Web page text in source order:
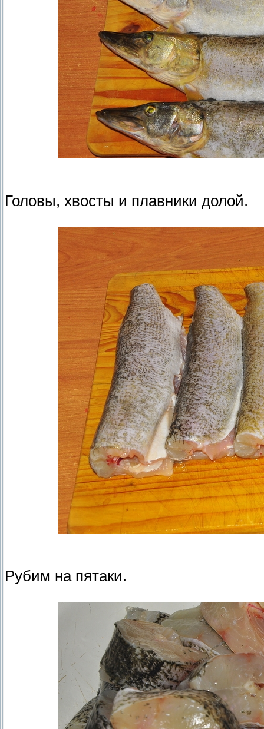
Головы, хвосты и плавники долой.
Рубим на пятаки.